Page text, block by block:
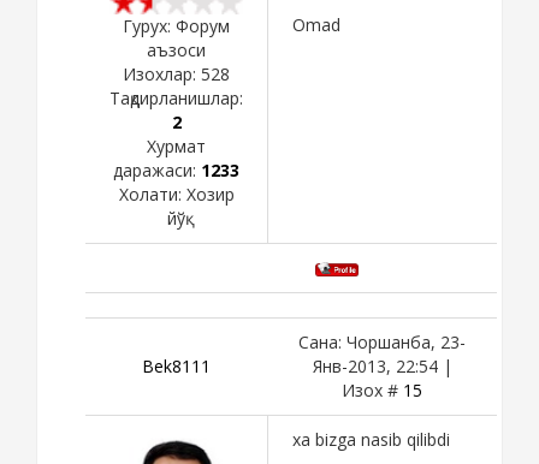
Гурух: Форум
аъзоси
Изохлар: 528
Тақдирланишлар:
2
Хурмат
даражаси: 1233
Холати: Хозир
йўқ
Omad
Bek8111
Сана: Чоршанба, 23-
Янв-2013, 22:54 |
Изох # 15
xa bizga nasib qilibdi